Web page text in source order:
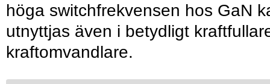
höga switchfrekvensen hos GaN
utnyttjas även i betydligt
kraftomvandlare.